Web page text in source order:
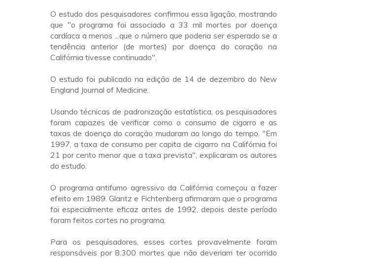
O estudo dos pesquisadores confirmou essa ligação, mostrando
que "o programa foi associado a 33 mil mortes por doença
cardíaca a menos ...que o número que poderia ser esperado se a
tendência anterior (de mortes) por doença do coração na
Califórnia tivesse continuado".
O estudo foi publicado na edição de 14 de dezembro do New
England Journal of Medicine.
Usando técnicas de padronização estatística, os pesquisadores
foram capazes de verificar como o consumo de cigarro e as
taxas de doença do coração mudaram ao longo do tempo. "Em
1997, a taxa de consumo per capita de cigarro na Califórnia foi
21 por cento menor que a taxa prevista", explicaram os autores
do estudo.
O programa antifumo agressivo da Califórnia começou a fazer
efeito em 1989. Glantz e Fichtenberg afirmaram que o programa
foi especialmente eficaz antes de 1992, depois deste período
foram feitos cortes no programa.
Para os pesquisadores, esses cortes provavelmente foram
responsáveis por 8.300 mortes que não deveriam ter ocorrido